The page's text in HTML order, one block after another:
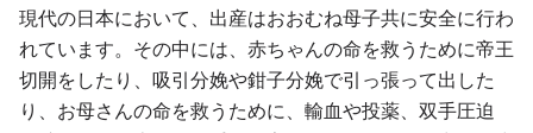
現代の日本において、出産はおおむね母子共に安全に行わ
れています。その中には、赤ちゃんの命を救うために帝王
切開をしたり、吸引分娩や鉗子分娩で引っ張って出した
り、お母さんの命を救うために、輸血や投薬、双手圧迫